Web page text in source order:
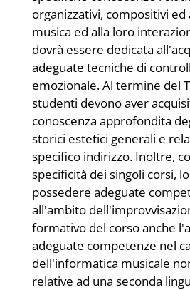
organizzativi, compositivi ed
musica ed alla loro
dovrà essere dedicata
adeguate tecniche di
emozionale. Al termine del
studenti devono aver
conoscenza approfondita
storici estetici generali e
specifico indirizzo. Inoltre,
specificità dei singoli corsi,
possedere adeguate
all'ambito
formativo del corso anche
adeguate competenze nel
dell'informatica musicale
relative ad una seconda